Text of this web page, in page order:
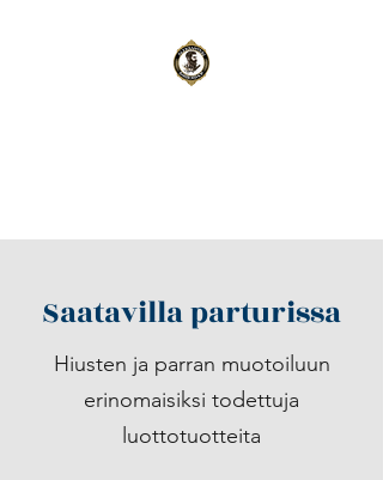
Saatavilla parturissa
Hiusten ja parran muotoiluun
erinomaisiksi todettuja
luottotuotteita